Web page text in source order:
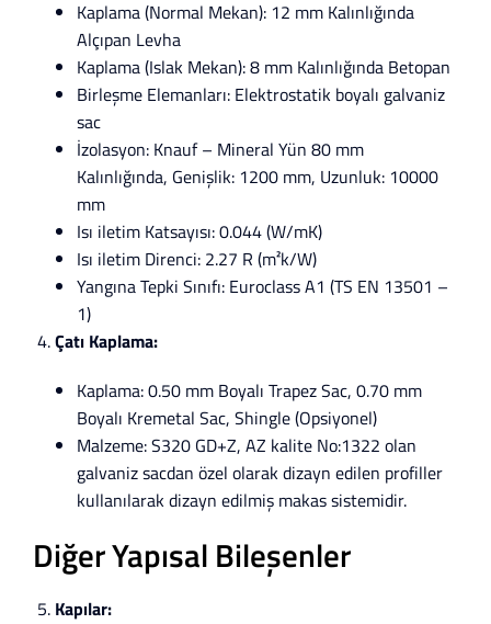
Kaplama (Normal Mekan): 12 mm Kalınlığında
Alçıpan Levha
Kaplama (Islak Mekan): 8 mm Kalınlığında Betopan
Birleşme Elemanları: Elektrostatik boyalı galvaniz
sac
İzolasyon: Knauf – Mineral Yün 80 mm
Kalınlığında, Genişlik: 1200 mm, Uzunluk: 10000
mm
Isı iletim Katsayısı: 0.044 (W/mK)
Isı iletim Direnci: 2.27 R (m²k/W)
Yangına Tepki Sınıfı: Euroclass A1 (TS EN 13501 –
1)
Çatı Kaplama:
Kaplama: 0.50 mm Boyalı Trapez Sac, 0.70 mm
Boyalı Kremetal Sac, Shingle (Opsiyonel)
Malzeme: S320 GD+Z, AZ kalite No:1322 olan
galvaniz sacdan özel olarak dizayn edilen profiller
kullanılarak dizayn edilmiş makas sistemidir.
Diğer Yapısal Bileşenler
Kapılar: